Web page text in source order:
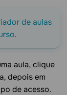
de aulas
.
aula, clique
depois em
de acesso.